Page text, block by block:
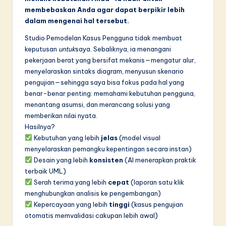
in
&
S
o
w
membebaskan Anda agar dapat berpikir lebih
dalam mengenai hal tersebut.
Studio Pemodelan Kasus Pengguna tidak membuat
keputusan untuksaya. Sebaliknya, ia menangani
pekerjaan berat yang bersifat mekanis—mengatur alur,
menyelaraskan sintaks diagram, menyusun skenario
pengujian—sehingga saya bisa fokus pada hal yang
benar-benar penting: memahami kebutuhan pengguna,
menantang asumsi, dan merancang solusi yang
memberikan nilai nyata.
Hasilnya?
Kebutuhan yang lebih jelas(model visual
menyelaraskan pemangku kepentingan secara instan)
Desain yang lebih konsisten (AI menerapkan praktik
terbaik UML)
Serah terima yang lebih cepat (laporan satu klik
menghubungkan analisis ke pengembangan)
Kepercayaan yang lebih tinggi (kasus pengujian
otomatis memvalidasi cakupan lebih awal)